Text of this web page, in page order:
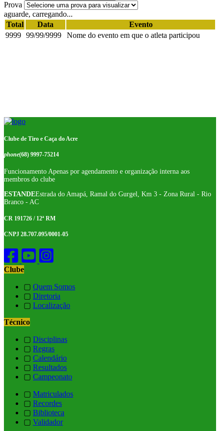
Prova
aguarde, carregando...
Total
Data
Evento
9999 99/99/9999 Nome do evento em que o atleta participou
Clube de Tiro e Caça do Acre
phone(68) 9997-75214
Funcionamento Apenas por agendamento e organização interna aos
membros do clube
ESTANDEEstrada do Amapá, Ramal do Gurgel, Km 3 - Zona Rural - Rio
Branco - AC
CR 191726 / 12ª RM
CNPJ 28.707.095/0001-05
Clube
▢ Quem Somos
▢ Diretoria
▢ Localização
Técnico
▢ Disciplinas
▢ Regras
▢ Calendário
▢ Resultados
▢ Campeonato
▢ Matriculados
▢ Recordes
▢ Biblioteca
▢ Validador